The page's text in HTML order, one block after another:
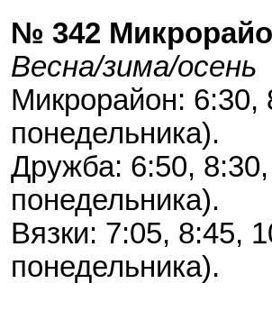
№ 342
Весна/зима/осень
Микрорайон: 6:30,
понедельника).
Дружба: 6:50,
понедельника).
Вязки: 7:05, 8:45,
понедельника).